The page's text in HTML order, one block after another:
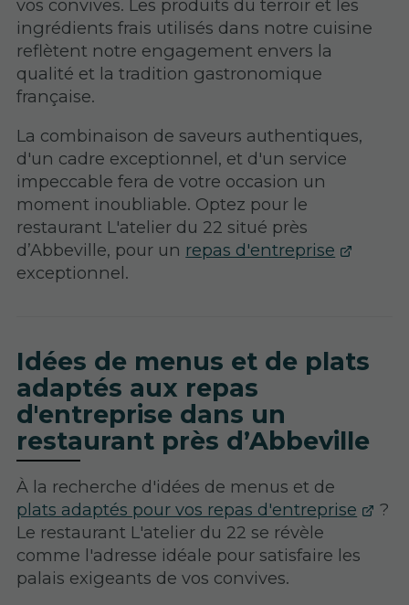
vos convives. Les produits du terroir et les
ingrédients frais utilisés dans notre cuisine
reflètent notre engagement envers la
qualité et la tradition gastronomique
française.
La combinaison de saveurs authentiques,
d'un cadre exceptionnel, et d'un service
impeccable fera de votre occasion un
moment inoubliable. Optez pour le
restaurant L'atelier du 22 situé près
d’Abbeville, pour un repas d'entreprise
exceptionnel.
Idées de menus et de plats
adaptés aux repas
d'entreprise dans un
restaurant près d’Abbeville
À la recherche d'idées de menus et de
plats adaptés pour vos repas d'entreprise
?
Le restaurant L'atelier du 22 se révèle
comme l'adresse idéale pour satisfaire les
palais exigeants de vos convives.